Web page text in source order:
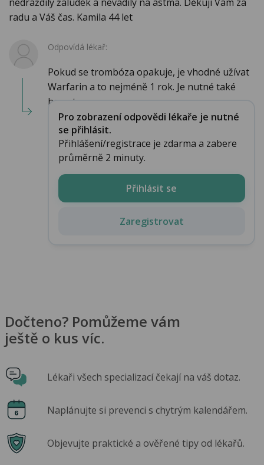
radu a Váš čas. Kamila 44 let
Odpovídá lékař:
Pokud se trombóza opakuje, je vhodné užívat
Warfarin a to nejméně 1 rok. Je nutné také
hemat...
Pro zobrazení odpovědi lékaře je nutné
se přihlásit.
Přihlášení/registrace je zdarma a zabere
průměrně 2 minuty.
Přihlásit se
Zaregistrovat
Dočteno? Pomůžeme vám
ještě o kus víc.
Lékaři všech specializací čekají na váš dotaz.
Naplánujte si prevenci s chytrým kalendářem.
Objevujte praktické a ověřené tipy od lékařů.